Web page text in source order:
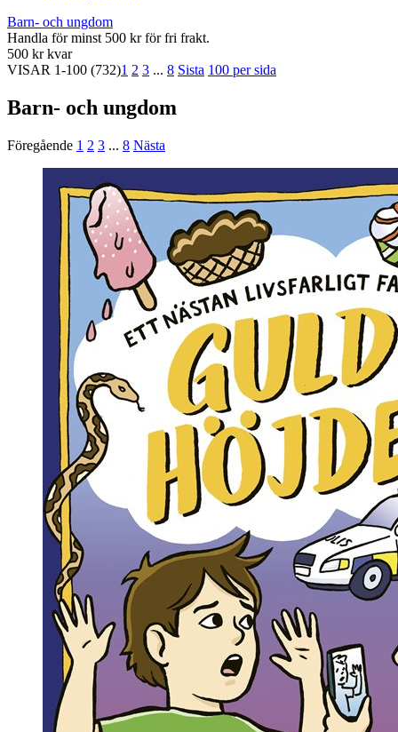
Barn- och ungdom
Handla för minst 500 kr för fri frakt.
500 kr kvar
VISAR 1-100 (732)1 2 3 ... 8 Sista 100 per sida
Barn- och ungdom
Föregående 1 2 3 ... 8 Nästa